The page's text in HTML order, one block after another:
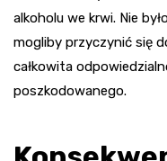
alkoholu we krwi. Nie
mogliby przyczynić się
całkowita
poszkodowanego.